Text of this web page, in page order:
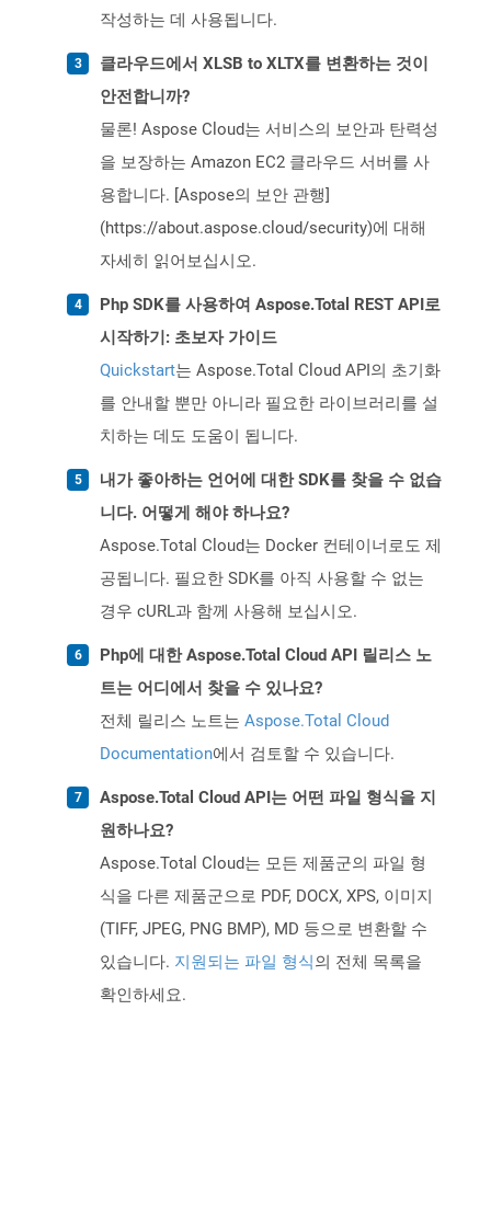
작성하는 데 사용됩니다.
클라우드에서 XLSB to XLTX를 변환하는 것이
안전합니까?
물론! Aspose Cloud는 서비스의 보안과 탄력성
을 보장하는 Amazon EC2 클라우드 서버를 사
용합니다. [Aspose의 보안 관행]
(https://about.aspose.cloud/security)에 대해
자세히 읽어보십시오.
Php SDK를 사용하여 Aspose.Total REST API로
시작하기: 초보자 가이드
Quickstart는 Aspose.Total Cloud API의 초기화
를 안내할 뿐만 아니라 필요한 라이브러리를 설
치하는 데도 도움이 됩니다.
내가 좋아하는 언어에 대한 SDK를 찾을 수 없습
니다. 어떻게 해야 하나요?
Aspose.Total Cloud는 Docker 컨테이너로도 제
공됩니다. 필요한 SDK를 아직 사용할 수 없는
경우 cURL과 함께 사용해 보십시오.
Php에 대한 Aspose.Total Cloud API 릴리스 노
트는 어디에서 찾을 수 있나요?
전체 릴리스 노트는 Aspose.Total Cloud
Documentation에서 검토할 수 있습니다.
Aspose.Total Cloud API는 어떤 파일 형식을 지
원하나요?
Aspose.Total Cloud는 모든 제품군의 파일 형
식을 다른 제품군으로 PDF, DOCX, XPS, 이미지
(TIFF, JPEG, PNG BMP), MD 등으로 변환할 수
있습니다. 지원되는 파일 형식의 전체 목록을
확인하세요.